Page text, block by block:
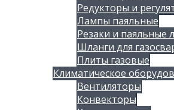
Редукторы и
Лампы паяльные
Резаки и паяльные
Шланги для
Плиты газовые
Климатическое
Вентиляторы
Конвекторы